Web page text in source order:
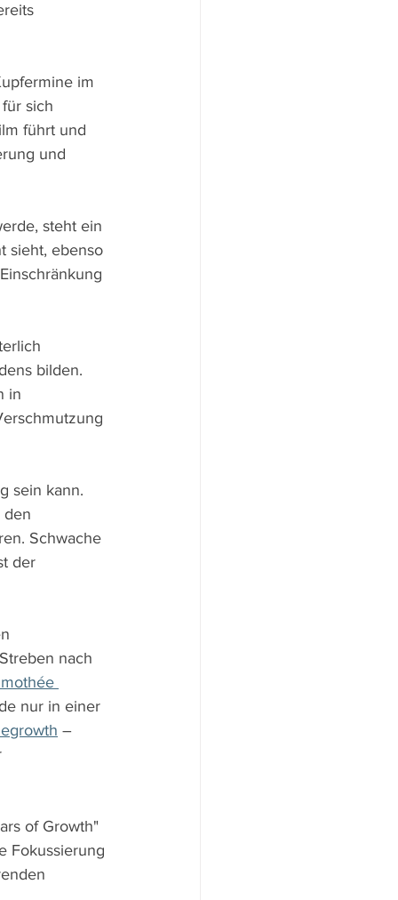
im
sich
führt und
und
steht ein
sieht, ebenso
bilden.
in
sein kann.
den
Schwache
der
nach
nur in einer
–
of Growth"
Fokussierung